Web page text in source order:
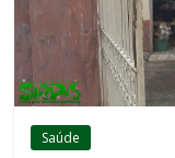
Saúde